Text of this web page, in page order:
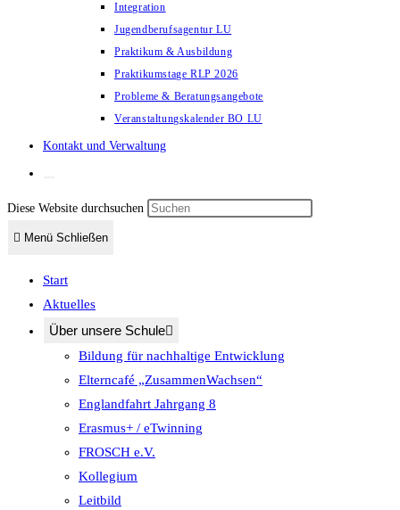
Integration
Jugendberufsagentur LU
Praktikum & Ausbildung
Praktikumstage RLP 2026
Probleme & Beratungsangebote
Veranstaltungskalender BO LU
Kontakt und Verwaltung
Diese Website durchsuchen
Menü Schließen
Start
Aktuelles
Über unsere Schule
Bildung für nachhaltige Entwicklung
Elterncafé „ZusammenWachsen“
Englandfahrt Jahrgang 8
Erasmus+ / eTwinning
FROSCH e.V.
Kollegium
Leitbild